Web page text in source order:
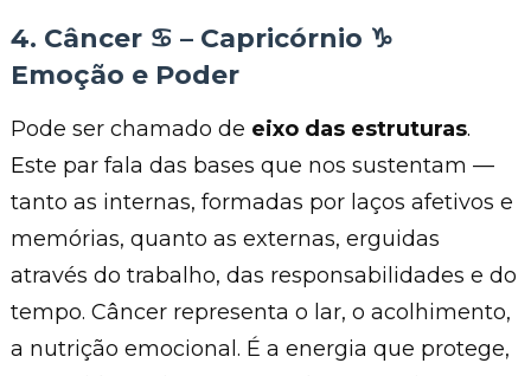
4. Câncer ♋︎ – Capricórnio ♑︎
Emoção e Poder
Pode ser chamado de eixo das estruturas.
Este par fala das bases que nos sustentam —
tanto as internas, formadas por laços afetivos e
memórias, quanto as externas, erguidas
através do trabalho, das responsabilidades e do
tempo. Câncer representa o lar, o acolhimento,
a nutrição emocional. É a energia que protege,